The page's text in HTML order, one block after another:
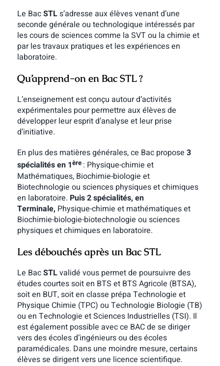
Le BacSTLs’adresse aux élèves venant d’une
seconde générale ou technologique intéressés par
les cours de sciences comme la SVT ou la chimie et
par les travaux pratiques et les expériences en
laboratoire.
Qu’apprend-on en Bac STL ?
L’enseignement est conçu autour d’activités
expérimentales pour permettre aux élèves de
développer leur esprit d’analyse et leur prise
d’initiative.
En plus des matières générales, ce Bac propose 3
spécialités en 1ère : Physique-chimie et
Mathématiques, Biochimie-biologie et
Biotechnologie ou sciences physiques et chimiques
en laboratoire. Puis 2 spécialités, en
Terminale, Physique-chimie et mathématiques et
Biochimie-biologie-biotechnologie ou sciences
physiques et chimiques en laboratoire.
Les débouchés après un Bac STL
Le BacSTLvalidé vous permet de poursuivre des
études courtes soit en BTS et BTS Agricole (BTSA),
soit en BUT, soit en classe prépa Technologie et
Physique Chimie (TPC) ou Technologie Biologie (TB)
ou en Technologie et Sciences Industrielles (TSI). Il
est également possible avec ce BAC de se diriger
vers des écoles d’ingénieurs ou des écoles
paramédicales. Dans une moindre mesure, certains
élèves se dirigent vers une licence scientifique.